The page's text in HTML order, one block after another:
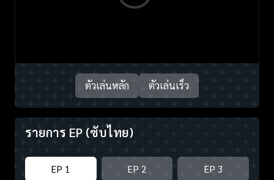
ตัวเล่นหลัก ตัวเล่นเร็ว
รายการ EP (ซับไทย)
EP 1 EP 2 EP 3